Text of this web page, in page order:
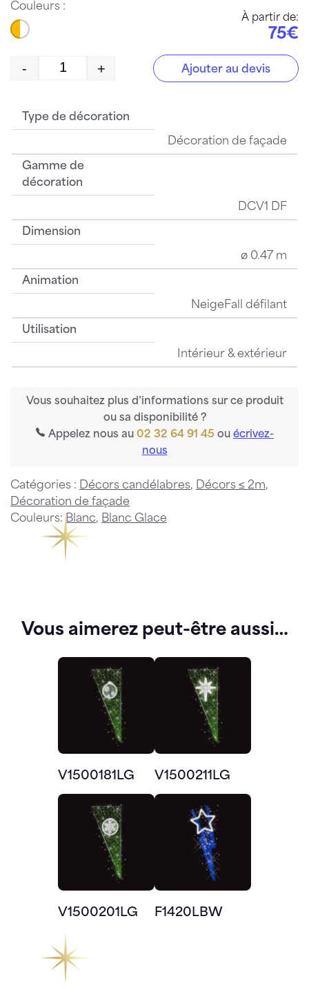
Couleurs :
À partir de:
75€
quantité de ISH0219-T2-Wd
- + Ajouter au devis
Type de décoration
Décoration de façade
Gamme de
décoration
DCV1 DF
Dimension
ø 0.47 m
Animation
NeigeFall défilant
Utilisation
Intérieur & extérieur
Vous souhaitez plus d’informations sur ce produit
ou sa disponibilité ?
Appelez nous au 02 32 64 91 45 ou écrivez-
nous
Catégories : Décors candélabres, Décors ≤ 2m,
Décoration de façade
Couleurs:Blanc, Blanc Glace
Vous aimerez peut-être aussi…
V1500181LG V1500211LG
V1500201LG F1420LBW